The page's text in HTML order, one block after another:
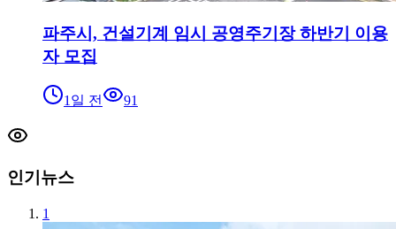
파주시, 건설기계 임시 공영주기장 하반기 이용
자 모집
1일 전 91
인기뉴스
1